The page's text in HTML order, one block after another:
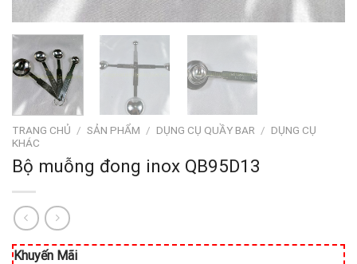
TRANG CHỦ / SẢN PHẨM / DỤNG CỤ QUẦY BAR / DỤNG CỤ
KHÁC
Bộ muỗng đong inox QB95D13
Khuyến Mãi